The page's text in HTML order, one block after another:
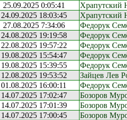
25.09.2025 0:05:41 Храпутский
24.09.2025 18:03:45 Храпутский
27.08.2025 7:34:06 Федорук
24.08.2025 19:19:58 Федорук
22.08.2025 19:57:22 Федорук
19.08.2025 15:54:47 Федорук
19.08.2025 15:39:55 Федорук
12.08.2025 19:53:52 Зайцев Лев
01.08.2025 16:00:11 Федорук
14.07.2025 17:02:47 Бозоров
14.07.2025 17:01:39 Бозоров
14.07.2025 17:00:45 Бозоров